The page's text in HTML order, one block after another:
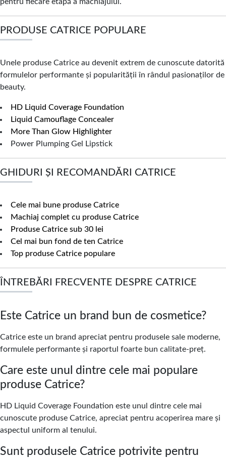
PRODUSE CATRICE POPULARE
Unele produse Catrice au devenit extrem de cunoscute datorită
formulelor performante și popularității în rândul pasionaților de
beauty.
HD Liquid Coverage Foundation
Liquid Camouflage Concealer
More Than Glow Highlighter
Power Plumping Gel Lipstick
GHIDURI ȘI RECOMANDĂRI CATRICE
Cele mai bune produse Catrice
Machiaj complet cu produse Catrice
Produse Catrice sub 30 lei
Cel mai bun fond de ten Catrice
Top produse Catrice populare
ÎNTREBĂRI FRECVENTE DESPRE CATRICE
Este Catrice un brand bun de cosmetice?
Catrice este un brand apreciat pentru produsele sale moderne,
formulele performante și raportul foarte bun calitate-preț.
Care este unul dintre cele mai populare
produse Catrice?
HD Liquid Coverage Foundation este unul dintre cele mai
cunoscute produse Catrice, apreciat pentru acoperirea mare și
aspectul uniform al tenului.
Sunt produsele Catrice potrivite pentru